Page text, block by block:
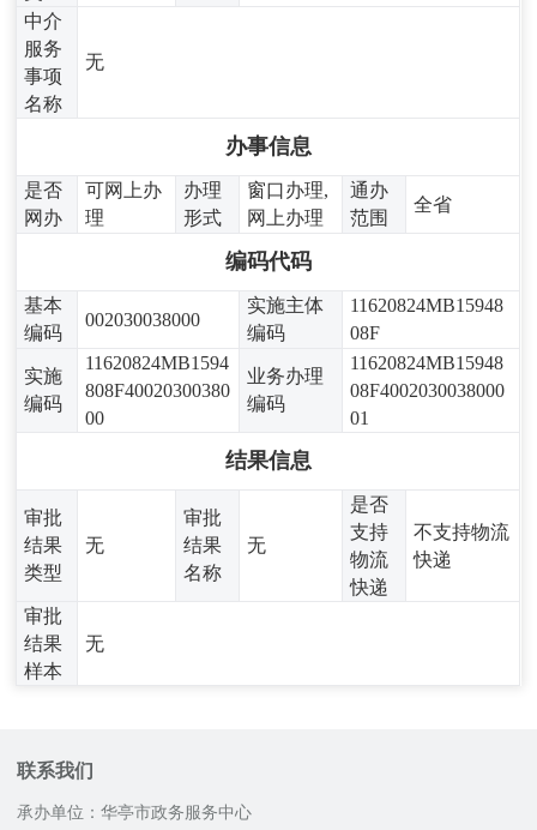
中介
服务
事项
名称
无
办事信息
是否
网办
可网上办
理
办理
形式
窗口办理,
网上办理
通办
范围
全省
编码代码
基本
编码
002030038000
实施主体
编码
11620824MB15948
08F
实施
编码
11620824MB1594
808F40020300380
00
业务办理
编码
11620824MB15948
08F4002030038000
01
结果信息
审批
结果
类型
无
审批
结果
名称
无
是否
支持
物流
快递
不支持物流
快递
审批
结果
样本
无
联系我们
承办单位：华亭市政务服务中心